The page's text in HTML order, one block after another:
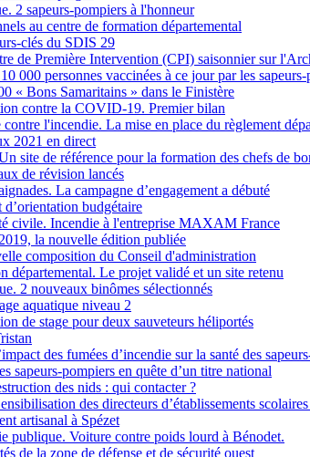
2 sapeurs-pompiers à l'honneur
au centre de formation départemental
clés du SDIS 29
de Première Intervention (CPI) saisonnier sur
000 personnes vaccinées à ce jour par les
« Bons Samaritains » dans le Finistère
contre la COVID-19. Premier bilan
l'incendie. La mise en place du règlement
2021 en direct
site de référence pour la formation des chefs de
de révision lancés
La campagne d’engagement a débuté
d’orientation budgétaire
civile. Incendie à l'entreprise MAXAM France
la nouvelle édition publiée
composition du Conseil d'administration
départemental. Le projet validé et un site retenu
2 nouveaux binômes sélectionnés
aquatique niveau 2
de stage pour deux sauveteurs héliportés
des fumées d’incendie sur la santé des
sapeurs-pompiers en quête d’un titre national
des nids : qui contacter ?
des directeurs d’établissements
artisanal à Spézet
publique. Voiture contre poids lourd à Bénodet.
de la zone de défense et de sécurité ouest